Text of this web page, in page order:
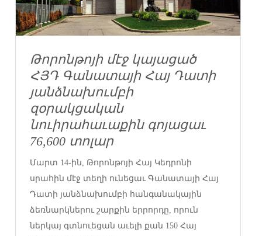
Թորոնթոյի մէջ կայացած
ՀՅԴ Գանատայի Հայ Դատի
յանձնախումբի
զօրակցական
նուիրահաւաքին գոյացաւ
76,600 տոլար
Մարտ 14-ին, Թորոնթոյի Հայ Կեդրոնի
սրահին մէջ տեղի ունեցաւ Գանատայի Հայ
Դատի յանձնախումբի հանգանակային
ձեռնարկներու շարքին երրորդը, որուն
ներկայ գտնուեցան աւելի քան 150 Հայ